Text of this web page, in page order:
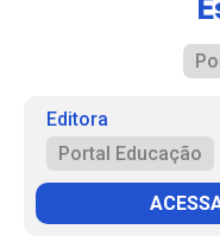
Editora
Portal Educação